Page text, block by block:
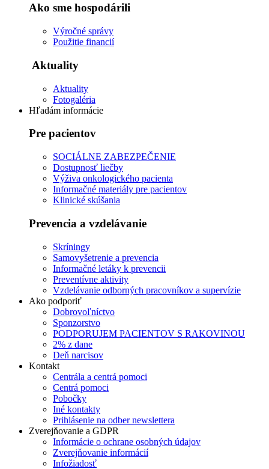
Ako sme hospodárili
Výročné správy
Použitie financií
Aktuality
Aktuality
Fotogaléria
Hľadám informácie
Pre pacientov
SOCIÁLNE ZABEZPEČENIE
Dostupnosť liečby
Výživa onkologického pacienta
Informačné materiály pre pacientov
Klinické skúšania
Prevencia a vzdelávanie
Skríningy
Samovyšetrenie a prevencia
Informačné letáky k prevencii
Preventívne aktivity
Vzdelávanie odborných pracovníkov a supervízie
Ako podporiť
Dobrovoľníctvo
Sponzorstvo
PODPORUJEM PACIENTOV S RAKOVINOU
2% z dane
Deň narcisov
Kontakt
Centrála a centrá pomoci
Centrá pomoci
Pobočky
Iné kontakty
Prihlásenie na odber newslettera
Zverejňovanie a GDPR
Informácie o ochrane osobných údajov
Zverejňovanie informácií
Infožiadosť